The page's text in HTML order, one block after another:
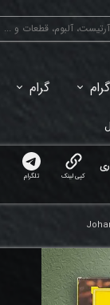
گرام
کپی لینک تلگرام